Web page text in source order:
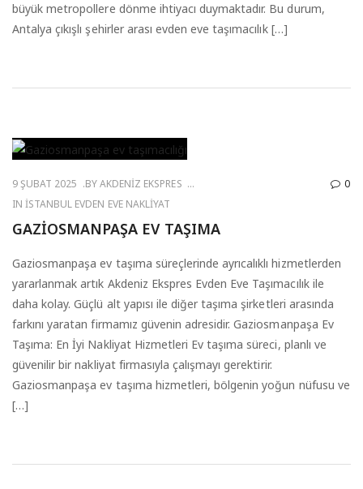
büyük metropollere dönme ihtiyacı duymaktadır. Bu durum,
Antalya çıkışlı şehirler arası evden eve taşımacılık […]
9 ŞUBAT 2025 BYAKDENIZ EKSPRES
INİSTANBUL EVDEN EVE NAKLIYAT
0
GAZIOSMANPAŞA EV TAŞIMA
Gaziosmanpaşa ev taşıma süreçlerinde ayrıcalıklı hizmetlerden
yararlanmak artık Akdeniz Ekspres Evden Eve Taşımacılık ile
daha kolay. Güçlü alt yapısı ile diğer taşıma şirketleri arasında
farkını yaratan firmamız güvenin adresidir. Gaziosmanpaşa Ev
Taşıma: En İyi Nakliyat Hizmetleri Ev taşıma süreci, planlı ve
güvenilir bir nakliyat firmasıyla çalışmayı gerektirir.
Gaziosmanpaşa ev taşıma hizmetleri, bölgenin yoğun nüfusu ve
[…]